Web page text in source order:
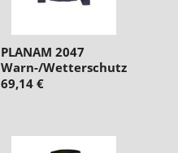
PLANAM 2047
Warn-/Wetterschutz
69,14 €